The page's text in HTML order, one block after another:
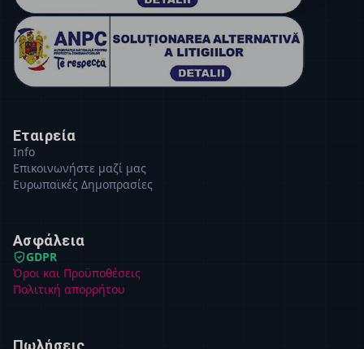
Εταιρεία
Info
Επικοινωνήστε μαζί μας
Ευρωπαϊκές Δημοπρασίες
Ασφάλεια
GDPR
Όροι και Προϋποθέσεις
Πολιτική απορρήτου
Πωλήσεις